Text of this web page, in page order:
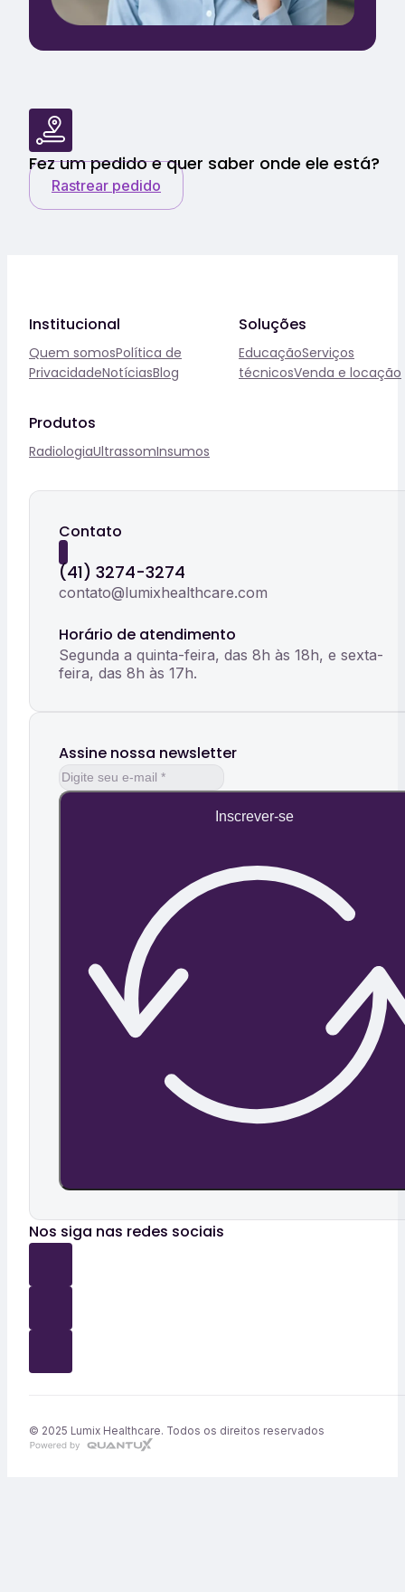
Fez um pedido e quer saber onde ele está?
Rastrear pedido
Institucional
Quem somosPolítica de
PrivacidadeNotíciasBlog
Soluções
EducaçãoServiços
técnicosVenda e locação
Produtos
RadiologiaUltrassomInsumos
Contato
(41) 3274-3274
contato@lumixhealthcare.com
Horário de atendimento
Segunda a quinta-feira, das 8h às 18h, e sexta-
feira, das 8h às 17h.
Assine nossa newsletter
Inscrever-se
Nos siga nas redes sociais
© 2025 Lumix Healthcare. Todos os direitos reservados